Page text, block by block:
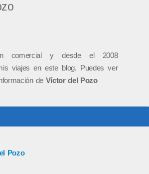
comercial y desde el 2008
viajes en este blog. Puedes ver
de Víctor del Pozo
Pozo